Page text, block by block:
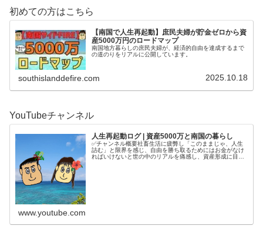
初めての方はこちら
【南国で人生再起動】庶民夫婦が貯金ゼロから資
産5000万円のロードマップ
南国地方暮らしの庶民夫婦が、経済的自由を達成するまで
の道のりをリアルに公開しています。
southislanddefire.com 2025.10.18
YouTubeチャンネル
人生再起動ログ | 資産5000万と南国の暮らし
✅チャンネル概要社畜生活に疲弊し「このままじゃ、人生
詰む」と限界を感じ、自由を勝ち取るためにはお金がなけ
ればいけないと世の中のリアルを痛感し、資産形成に目覚
www.youtube.com